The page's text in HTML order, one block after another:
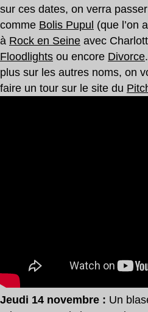
sur ces dates, on verra
comme Bolis Pupul (que l’on
à Rock en Seine avec
Floodlights ou encore Divorce
plus sur les autres noms, on
faire un tour sur le site du
Jeudi 14 novembre : Un